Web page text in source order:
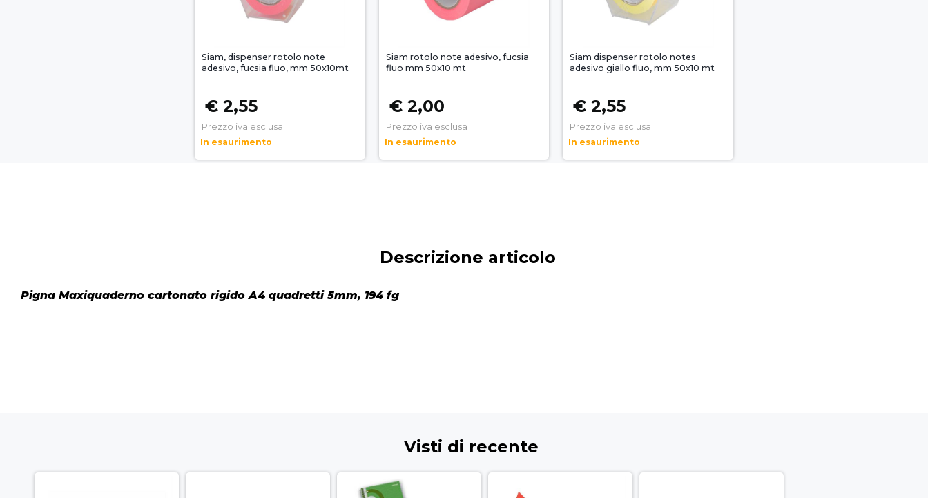
Siam, dispenser rotolo note
adesivo, fucsia fluo, mm 50x10mt
€ 2,55
Prezzo iva esclusa
In esaurimento
Siam rotolo note adesivo, fucsia
fluo mm 50x10 mt
€ 2,00
Prezzo iva esclusa
In esaurimento
Siam dispenser rotolo notes
adesivo giallo fluo, mm 50x10 mt
€ 2,55
Prezzo iva esclusa
In esaurimento
Descrizione articolo
Pigna Maxiquaderno cartonato rigido A4 quadretti 5mm, 194 fg
Visti di recente